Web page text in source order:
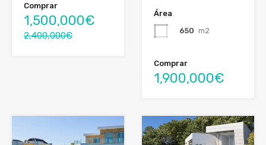
Comprar
1,500,000€
2,400,000€
Área
650 m2
Comprar
1,900,000€